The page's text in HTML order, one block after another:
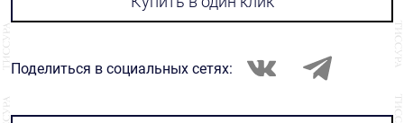
Поделиться в социальных сетях: